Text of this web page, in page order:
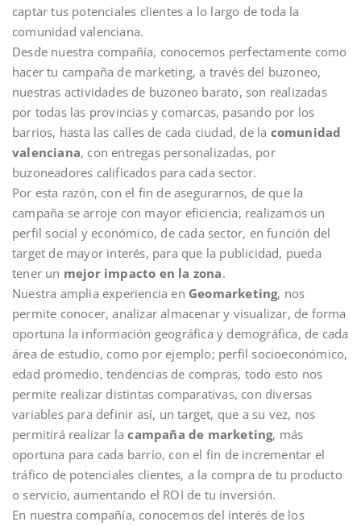
captar tus potenciales clientes a lo largo de toda la
comunidad valenciana.
Desde nuestra compañía, conocemos perfectamente como
hacer tu campaña de marketing, a través del buzoneo,
nuestras actividades de buzoneo barato, son realizadas
por todas las provincias y comarcas, pasando por los
barrios, hasta las calles de cada ciudad, de la comunidad
valenciana, con entregas personalizadas, por
buzoneadores calificados para cada sector.
Por esta razón, con el fin de asegurarnos, de que la
campaña se arroje con mayor eficiencia, realizamos un
perfil social y económico, de cada sector, en función del
target de mayor interés, para que la publicidad, pueda
tener un mejor impacto en la zona.
Nuestra amplia experiencia en Geomarketing, nos
permite conocer, analizar almacenar y visualizar, de forma
oportuna la información geográfica y demográfica, de cada
área de estudio, como por ejemplo; perfil socioeconómico,
edad promedio, tendencias de compras, todo esto nos
permite realizar distintas comparativas, con diversas
variables para definir así, un target, que a su vez, nos
permitirá realizar lacampaña de marketing, más
oportuna para cada barrio, con el fin de incrementar el
tráfico de potenciales clientes, a la compra de tu producto
o servicio, aumentando el ROI de tu inversión.
En nuestra compañía, conocemos del interés de los